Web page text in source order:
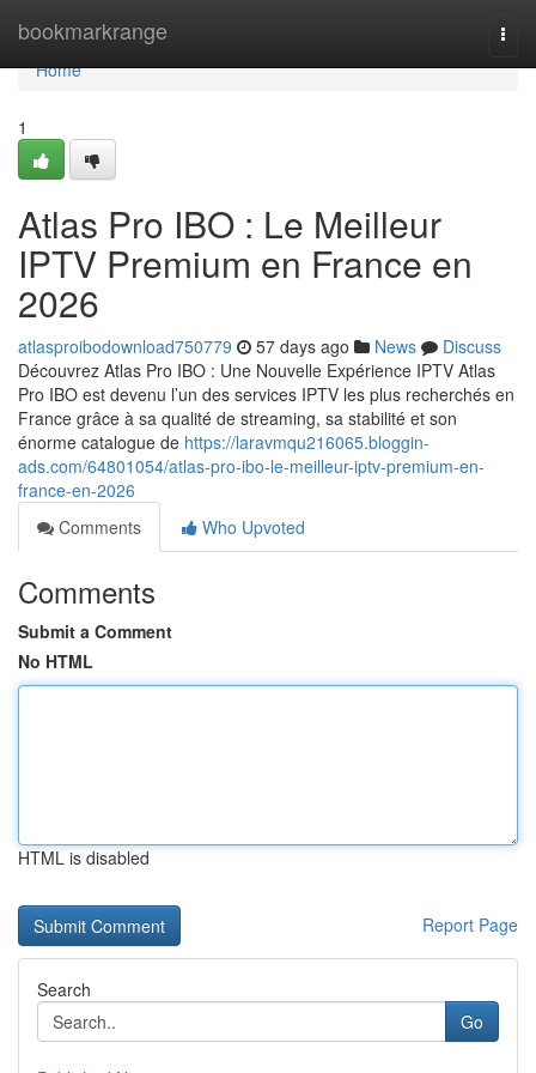
bookmarkrange
Home
Home
1
Atlas Pro IBO : Le Meilleur
IPTV Premium en France en
2026
atlasproibodownload750779 57 days ago News
Discuss
Découvrez Atlas Pro IBO : Une Nouvelle Expérience IPTV Atlas
Pro IBO est devenu l’un des services IPTV les plus recherchés en
France grâce à sa qualité de streaming, sa stabilité et son
énorme catalogue de https://laravmqu216065.bloggin-
ads.com/64801054/atlas-pro-ibo-le-meilleur-iptv-premium-en-
france-en-2026
Comments
Who Upvoted
Comments
Submit a Comment
No HTML
HTML is disabled
Report Page
Search
Go